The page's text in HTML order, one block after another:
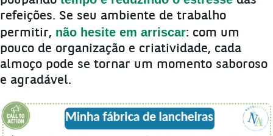
refeições. Se seu ambiente de trabalho
permitir, não hesite em arriscar: com um
pouco de organização e criatividade, cada
almoço pode se tornar um momento saboroso
e agradável.